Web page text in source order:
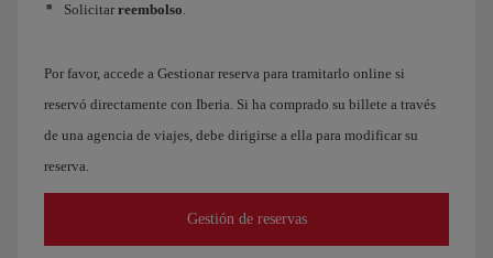
Solicitar reembolso.
Por favor, accede a Gestionar reserva para tramitarlo online si
reservó directamente con Iberia. Si ha comprado su billete a través
de una agencia de viajes, debe dirigirse a ella para modificar su
reserva.
Gestión de reservas